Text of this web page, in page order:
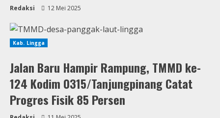
Redaksi 12 Mei 2025
Kab. Lingga
Jalan Baru Hampir Rampung, TMMD ke-
124 Kodim 0315/Tanjungpinang Catat
Progres Fisik 85 Persen